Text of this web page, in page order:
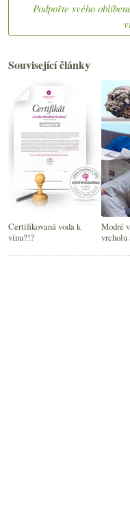
Podpořte svého
Související články
Certifikovaná voda k
vínu?!?
Modré
vrcholu